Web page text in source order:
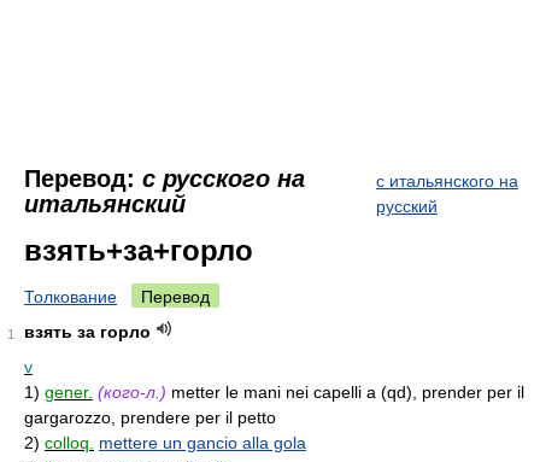
Перевод: с русского на
итальянский
с итальянского на
русский
взять+за+горло
Толкование Перевод
1
взять за горло
v
1) gener. (кого-л.) metter le mani nei capelli a (qd), prender per il
gargarozzo, prendere per il petto
2) colloq.
mettere un gancio alla gola